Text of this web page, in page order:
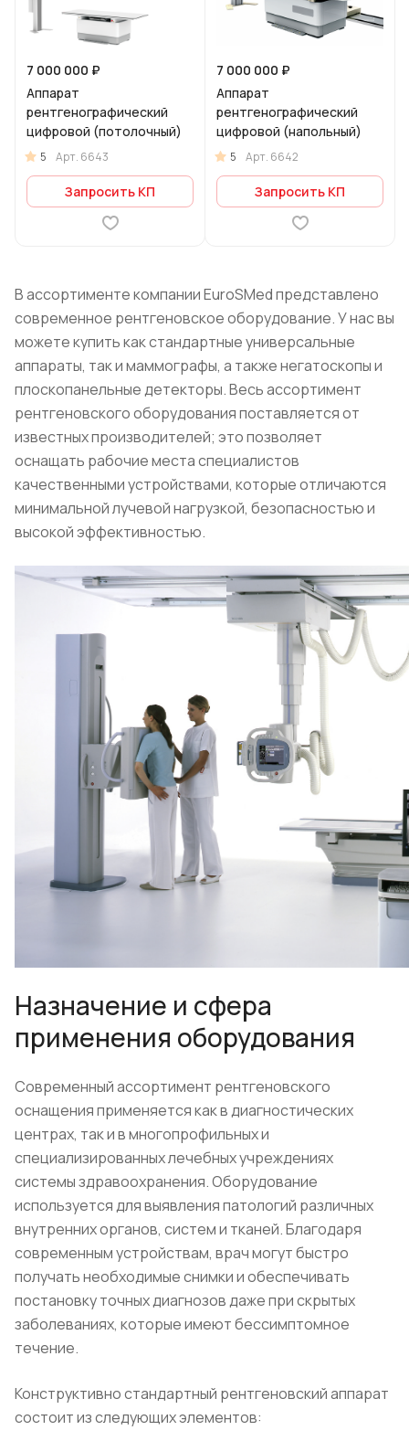
7 000 000 ₽
Аппарат
рентгенографический
цифровой (потолочный)
5 Арт. 6643
Запросить КП
7 000 000 ₽
Аппарат
рентгенографический
цифровой (напольный)
5 Арт. 6642
Запросить КП
В ассортименте компании EuroSMed представлено
современное рентгеновское оборудование. У нас вы
можете купить как стандартные универсальные
аппараты, так и маммографы, а также негатоскопы и
плоскопанельные детекторы. Весь ассортимент
рентгеновского оборудования поставляется от
известных производителей; это позволяет
оснащать рабочие места специалистов
качественными устройствами, которые отличаются
минимальной лучевой нагрузкой, безопасностью и
высокой эффективностью.
Назначение и сфера
применения оборудования
Современный ассортимент рентгеновского
оснащения применяется как в диагностических
центрах, так и в многопрофильных и
специализированных лечебных учреждениях
системы здравоохранения. Оборудование
используется для выявления патологий различных
внутренних органов, систем и тканей. Благодаря
современным устройствам, врач могут быстро
получать необходимые снимки и обеспечивать
постановку точных диагнозов даже при скрытых
заболеваниях, которые имеют бессимптомное
течение.
Конструктивно стандартный рентгеновский аппарат
состоит из следующих элементов: